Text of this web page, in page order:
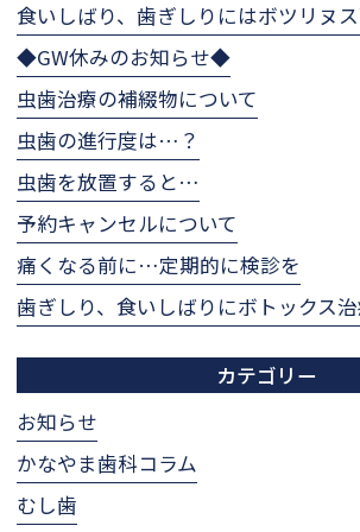
食いしばり、歯ぎしりにはボツリヌ
◆GW休みのお知らせ◆
虫歯治療の補綴物について
虫歯の進行度は…？
虫歯を放置すると…
予約キャンセルについて
痛くなる前に…定期的に検診を
歯ぎしり、食いしばりにボトックス治
カテゴリー
お知らせ
かなやま歯科コラム
むし歯